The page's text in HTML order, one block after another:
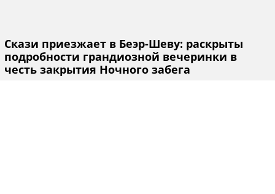
Скази приезжает в Беэр-Шеву: раскрыты
подробности грандиозной вечеринки в
честь закрытия Ночного забега